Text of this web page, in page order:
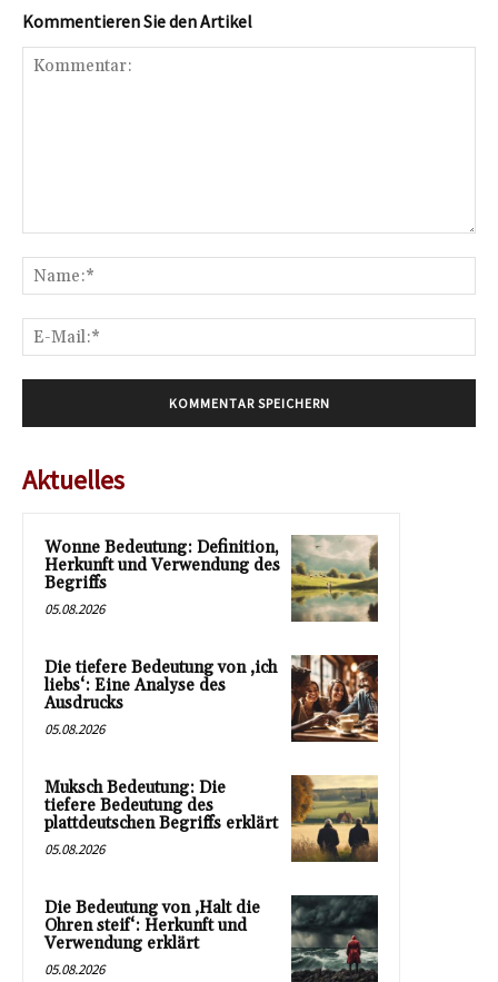
Kommentieren Sie den Artikel
Aktuelles
Wonne Bedeutung: Definition,
Herkunft und Verwendung des
Begriffs
05.08.2026
Die tiefere Bedeutung von ‚ich
liebs‘: Eine Analyse des
Ausdrucks
05.08.2026
Muksch Bedeutung: Die
tiefere Bedeutung des
plattdeutschen Begriffs erklärt
05.08.2026
Die Bedeutung von ‚Halt die
Ohren steif‘: Herkunft und
Verwendung erklärt
05.08.2026